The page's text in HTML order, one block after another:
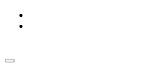
Zum
Inhalt